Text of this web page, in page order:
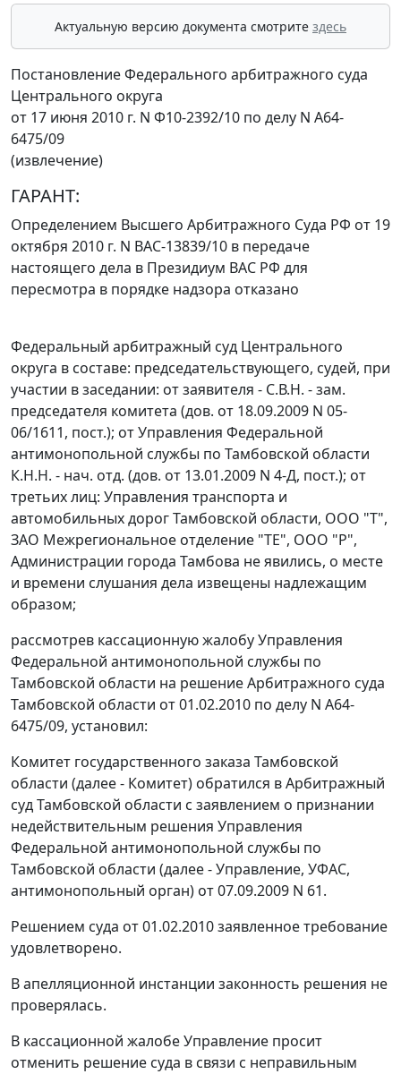
Актуальную версию документа смотрите здесь
Постановление Федерального арбитражного суда
Центрального округа
от 17 июня 2010 г. N Ф10-2392/10 по делу N А64-
6475/09
(извлечение)
ГАРАНТ:
Определением Высшего Арбитражного Суда РФ от 19
октября 2010 г. N ВАС-13839/10 в передаче
настоящего дела в Президиум ВАС РФ для
пересмотра в порядке надзора отказано
Федеральный арбитражный суд Центрального
округа в составе: председательствующего, судей, при
участии в заседании: от заявителя - С.В.Н. - зам.
председателя комитета (дов. от 18.09.2009 N 05-
06/1611, пост.); от Управления Федеральной
антимонопольной службы по Тамбовской области
К.Н.Н. - нач. отд. (дов. от 13.01.2009 N 4-Д, пост.); от
третьих лиц: Управления транспорта и
автомобильных дорог Тамбовской области, ООО "Т",
ЗАО Межрегиональное отделение "ТЕ", ООО "Р",
Администрации города Тамбова не явились, о месте
и времени слушания дела извещены надлежащим
образом;
рассмотрев кассационную жалобу Управления
Федеральной антимонопольной службы по
Тамбовской области на решение Арбитражного суда
Тамбовской области от 01.02.2010 по делу N А64-
6475/09, установил:
Комитет государственного заказа Тамбовской
области (далее - Комитет) обратился в Арбитражный
суд Тамбовской области с заявлением о признании
недействительным решения Управления
Федеральной антимонопольной службы по
Тамбовской области (далее - Управление, УФАС,
антимонопольный орган) от 07.09.2009 N 61.
Решением суда от 01.02.2010 заявленное требование
удовлетворено.
В апелляционной инстанции законность решения не
проверялась.
В кассационной жалобе Управление просит
отменить решение суда в связи с неправильным